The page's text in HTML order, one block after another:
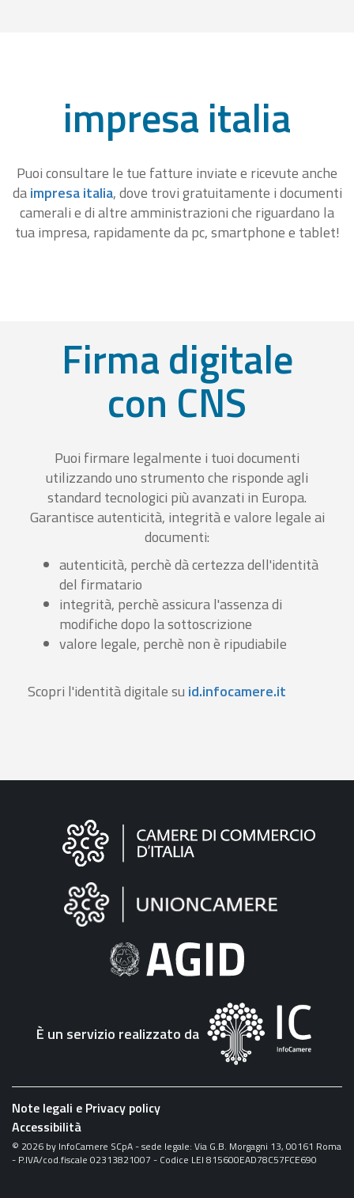
impresa italia
Puoi consultare le tue fatture inviate e ricevute anche
daimpresa italia, dove trovi gratuitamente i documenti
camerali e di altre amministrazioni che riguardano la
tua impresa, rapidamente da pc, smartphone e tablet!
Firma digitale
con CNS
Puoi firmare legalmente i tuoi documenti
utilizzando uno strumento che risponde agli
standard tecnologici più avanzati in Europa.
Garantisce autenticità, integrità e valore legale ai
documenti:
autenticità, perchè dà certezza dell'identità
del firmatario
integrità, perchè assicura l'assenza di
modifiche dopo la sottoscrizione
valore legale, perchè non è ripudiabile
Scopri l'identità digitale su id.infocamere.it
Informazioni
"Fattura
Elettronica"
È un servizio realizzato da
Note legali e Privacy policy
Accessibilità
© 2026 by InfoCamere SCpA - sede legale: Via G.B. Morgagni 13, 00161 Roma
- P.IVA/cod.fiscale 02313821007 - Codice LEI 815600EAD78C57FCE690